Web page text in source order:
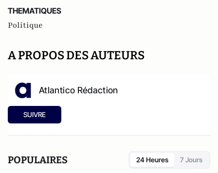
THEMATIQUES
Politique
A PROPOS DES AUTEURS
Atlantico Rédaction
SUIVRE
POPULAIRES 24 Heures 7 Jours